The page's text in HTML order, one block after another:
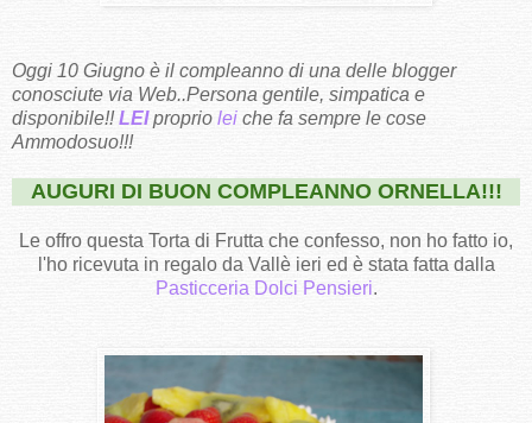
Oggi 10 Giugno è il compleanno di una delle blogger
conosciute via Web..Persona gentile, simpatica e
disponibile!!LEIproprio lei che fa sempre le cose
Ammodosuo!!!
AUGURI DI BUON COMPLEANNO ORNELLA!!!
Le offro questa Torta di Frutta che confesso, non ho fatto io,
l'ho ricevuta in regalo da Vallè ieri ed è stata fatta dalla
Pasticceria Dolci Pensieri.